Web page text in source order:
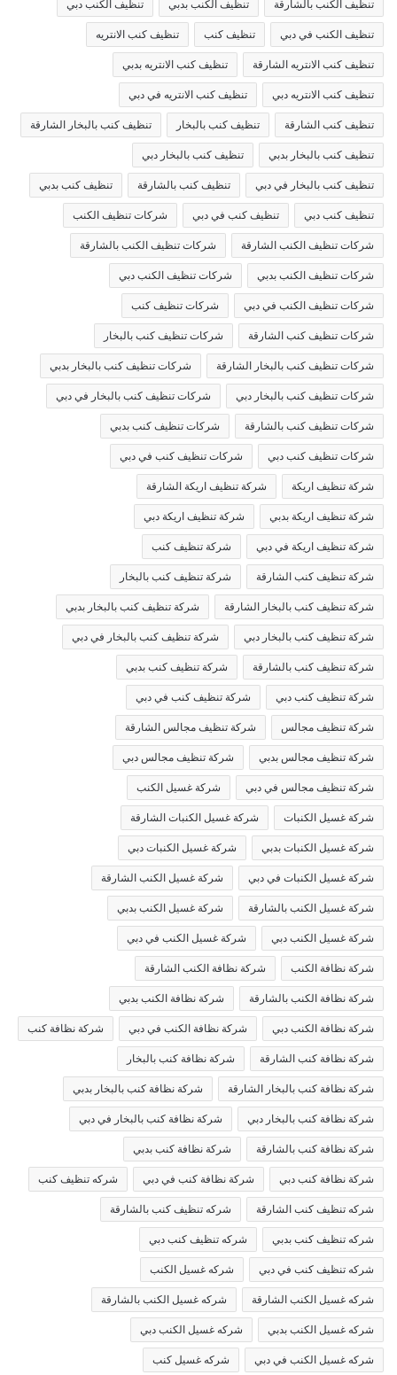
تنظيف الكنب بالشارقة تنظيف الكنب بدبي تنظيف الكنب دبي
تنظيف الكنب في دبي تنظيف كنب تنظيف كنب الانتريه
تنظيف كنب الانتريه الشارقة تنظيف كنب الانتريه بدبي
تنظيف كنب الانتريه دبي تنظيف كنب الانتريه في دبي
تنظيف كنب الشارقة تنظيف كنب بالبخار تنظيف كنب بالبخار الشارقة
تنظيف كنب بالبخار بدبي تنظيف كنب بالبخار دبي
تنظيف كنب بالبخار في دبي تنظيف كنب بالشارقة تنظيف كنب بدبي
تنظيف كنب دبي تنظيف كنب في دبي شركات تنظيف الكنب
شركات تنظيف الكنب الشارقة شركات تنظيف الكنب بالشارقة
شركات تنظيف الكنب بدبي شركات تنظيف الكنب دبي
شركات تنظيف الكنب في دبي شركات تنظيف كنب
شركات تنظيف كنب الشارقة شركات تنظيف كنب بالبخار
شركات تنظيف كنب بالبخار الشارقة شركات تنظيف كنب بالبخار بدبي
شركات تنظيف كنب بالبخار دبي شركات تنظيف كنب بالبخار في دبي
شركات تنظيف كنب بالشارقة شركات تنظيف كنب بدبي
شركات تنظيف كنب دبي شركات تنظيف كنب في دبي
شركة تنظيف اريكة شركة تنظيف اريكة الشارقة
شركة تنظيف اريكة بدبي شركة تنظيف اريكة دبي
شركة تنظيف اريكة في دبي شركة تنظيف كنب
شركة تنظيف كنب الشارقة شركة تنظيف كنب بالبخار
شركة تنظيف كنب بالبخار الشارقة شركة تنظيف كنب بالبخار بدبي
شركة تنظيف كنب بالبخار دبي شركة تنظيف كنب بالبخار في دبي
شركة تنظيف كنب بالشارقة شركة تنظيف كنب بدبي
شركة تنظيف كنب دبي شركة تنظيف كنب في دبي
شركة تنظيف مجالس شركة تنظيف مجالس الشارقة
شركة تنظيف مجالس بدبي شركة تنظيف مجالس دبي
شركة تنظيف مجالس في دبي شركة غسيل الكنب
شركة غسيل الكنبات شركة غسيل الكنبات الشارقة
شركة غسيل الكنبات بدبي شركة غسيل الكنبات دبي
شركة غسيل الكنبات في دبي شركة غسيل الكنب الشارقة
شركة غسيل الكنب بالشارقة شركة غسيل الكنب بدبي
شركة غسيل الكنب دبي شركة غسيل الكنب في دبي
شركة نظافة الكنب شركة نظافة الكنب الشارقة
شركة نظافة الكنب بالشارقة شركة نظافة الكنب بدبي
شركة نظافة الكنب دبي شركة نظافة الكنب في دبي شركة نظافة كنب
شركة نظافة كنب الشارقة شركة نظافة كنب بالبخار
شركة نظافة كنب بالبخار الشارقة شركة نظافة كنب بالبخار بدبي
شركة نظافة كنب بالبخار دبي شركة نظافة كنب بالبخار في دبي
شركة نظافة كنب بالشارقة شركة نظافة كنب بدبي
شركة نظافة كنب دبي شركة نظافة كنب في دبي شركه تنظيف كنب
شركه تنظيف كنب الشارقة شركه تنظيف كنب بالشارقة
شركه تنظيف كنب بدبي شركه تنظيف كنب دبي
شركه تنظيف كنب في دبي شركه غسيل الكنب
شركه غسيل الكنب الشارقة شركه غسيل الكنب بالشارقة
شركه غسيل الكنب بدبي شركه غسيل الكنب دبي
شركه غسيل الكنب في دبي شركه غسيل كنب